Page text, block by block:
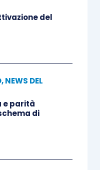
del
,NEWS DEL
e parità
di